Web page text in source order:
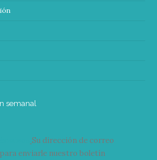
semanal
Su dirección de correo
enviarle nuestro boletín